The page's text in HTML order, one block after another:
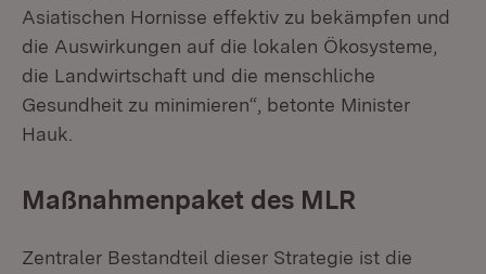
Asiatischen Hornisse effektiv zu bekämpfen und
die Auswirkungen auf die lokalen Ökosysteme,
die Landwirtschaft und die menschliche
Gesundheit zu minimieren“, betonte Minister
Hauk.
Maßnahmenpaket des MLR
Zentraler Bestandteil dieser Strategie ist die